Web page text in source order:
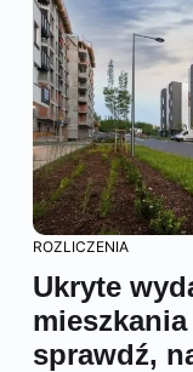
ROZLICZENIA
Ukryte
sprawdź,